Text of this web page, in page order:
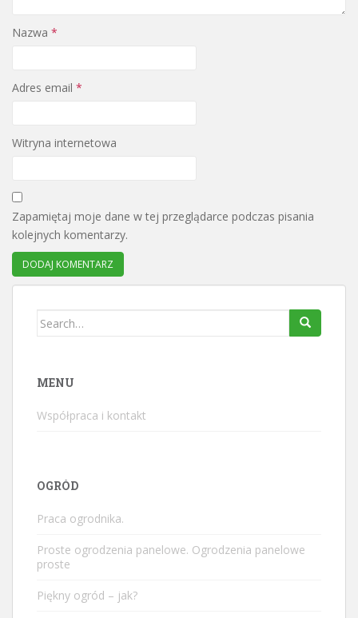
Nazwa *
Adres email *
Witryna internetowa
Zapamiętaj moje dane w tej przeglądarce podczas pisania
kolejnych komentarzy.
Search
MENU
Współpraca i kontakt
OGRÓD
Praca ogrodnika.
Proste ogrodzenia panelowe. Ogrodzenia panelowe
proste
Piękny ogród – jak?